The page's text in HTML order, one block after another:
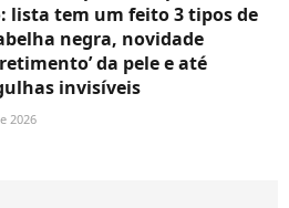
lista tem um feito 3 tipos de
negra, novidade
da pele e até
invisíveis
2026